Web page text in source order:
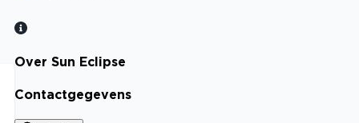
Over Sun Eclipse
Contactgegevens